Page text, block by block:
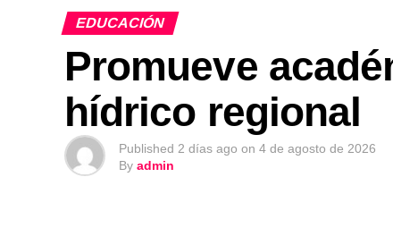
EDUCACIÓN
Promueve
hídrico regional
Published 2 días ago on 4 de agosto de 2026
By admin